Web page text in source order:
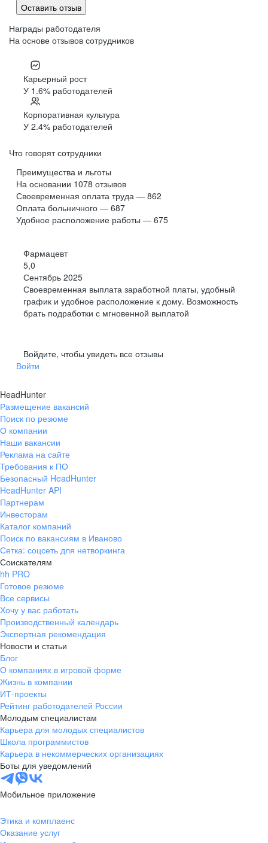
Оставить отзыв
Награды работодателя
На основе отзывов сотрудников
Карьерный рост
У 1.6% работодателей
Корпоративная культура
У 2.4% работодателей
Что говорят сотрудники
Преимущества и льготы
На основании 1078 отзывов
Своевременная оплата труда — 862
Оплата больничного — 687
Удобное расположение работы — 675
Фармацевт
5,0
Сентябрь 2025
Своевременная выплата заработной платы, удобный
график и удобное расположение к дому. Возможность
брать подработки с мгновенной выплатой
Войдите, чтобы увидеть все отзывы
Войти
HeadHunter
Размещение вакансий
Поиск по резюме
О компании
Наши вакансии
Реклама на сайте
Требования к ПО
Безопасный HeadHunter
HeadHunter API
Партнерам
Инвесторам
Каталог компаний
Поиск по вакансиям в Иваново
Сетка: соцсеть для нетворкинга
Соискателям
hh PRO
Готовое резюме
Все сервисы
Хочу у вас работать
Производственный календарь
Экспертная рекомендация
Новости и статьи
Блог
О компаниях в игровой форме
Жизнь в компании
ИТ-проекты
Рейтинг работодателей России
Молодым специалистам
Карьера для молодых специалистов
Школа программистов
Карьера в некоммерческих организациях
Боты для уведомлений
Мобильное приложение
Этика и комплаенс
Оказание услуг